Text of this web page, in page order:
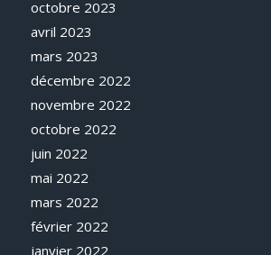
octobre 2023
avril 2023
mars 2023
décembre 2022
novembre 2022
octobre 2022
juin 2022
mai 2022
mars 2022
février 2022
janvier 2022